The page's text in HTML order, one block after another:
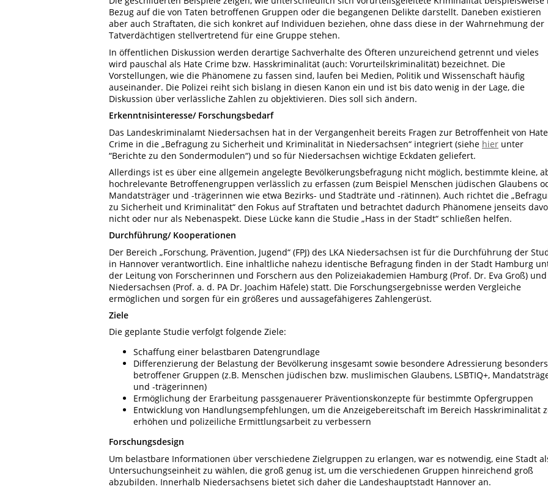
Bezug auf die von Taten betroffenen Gruppen oder die begangenen Delikte darstellt. Daneben existieren
aber auch Straftaten, die sich konkret auf Individuen beziehen, ohne dass diese in der Wahrnehmung der
Tatverdächtigen stellvertretend für eine Gruppe stehen.
In öffentlichen Diskussion werden derartige Sachverhalte des Öfteren unzureichend getrennt und vieles
wird pauschal als Hate Crime bzw. Hasskriminalität (auch: Vorurteilskriminalität) bezeichnet. Die
Vorstellungen, wie die Phänomene zu fassen sind, laufen bei Medien, Politik und Wissenschaft häufig
auseinander. Die Polizei reiht sich bislang in diesen Kanon ein und ist bis dato wenig in der Lage, die
Diskussion über verlässliche Zahlen zu objektivieren. Dies soll sich ändern.
Erkenntnisinteresse/ Forschungsbedarf
Das Landeskriminalamt Niedersachsen hat in der Vergangenheit bereits Fragen zur Betroffenheit von Hate
Crime in die „Befragung zu Sicherheit und Kriminalität in Niedersachsen“ integriert (siehe hier unter
“Berichte zu den Sondermodulen“) und so für Niedersachsen wichtige Eckdaten geliefert.
Allerdings ist es über eine allgemein angelegte Bevölkerungsbefragung nicht möglich, bestimmte kleine,
hochrelevante Betroffenengruppen verlässlich zu erfassen (zum Beispiel Menschen jüdischen Glaubens
Mandatsträger und -trägerinnen wie etwa Bezirks- und Stadträte und -rätinnen). Auch richtet die
zu Sicherheit und Kriminalität“ den Fokus auf Straftaten und betrachtet dadurch Phänomene jenseits
nicht oder nur als Nebenaspekt. Diese Lücke kann die Studie „Hass in der Stadt“ schließen helfen.
Durchführung/ Kooperationen
Der Bereich „Forschung, Prävention, Jugend“ (FPJ) des LKA Niedersachsen ist für die Durchführung der
in Hannover verantwortlich. Eine inhaltliche nahezu identische Befragung finden in der Stadt Hamburg
der Leitung von Forscherinnen und Forschern aus den Polizeiakademien Hamburg (Prof. Dr. Eva Groß) und
Niedersachsen (Prof. a. d. PA Dr. Joachim Häfele) statt. Die Forschungsergebnisse werden Vergleiche
ermöglichen und sorgen für ein größeres und aussagefähigeres Zahlengerüst.
Ziele
Die geplante Studie verfolgt folgende Ziele:
Schaffung einer belastbaren Datengrundlage
Differenzierung der Belastung der Bevölkerung insgesamt sowie besondere Adressierung besonders
betroffener Gruppen (z.B. Menschen jüdischen bzw. muslimischen Glaubens, LSBTIQ+,
und -trägerinnen)
Ermöglichung der Erarbeitung passgenauerer Präventionskonzepte für bestimmte Opfergruppen
Entwicklung von Handlungsempfehlungen, um die Anzeigebereitschaft im Bereich Hasskriminalität
erhöhen und polizeiliche Ermittlungsarbeit zu verbessern
Forschungsdesign
Um belastbare Informationen über verschiedene Zielgruppen zu erlangen, war es notwendig, eine Stadt
Untersuchungseinheit zu wählen, die groß genug ist, um die verschiedenen Gruppen hinreichend groß
abzubilden. Innerhalb Niedersachsens bietet sich daher die Landeshauptstadt Hannover an.